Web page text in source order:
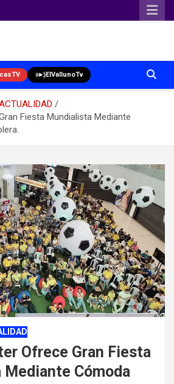
ElVallunoTv
Fiesta Mundialista Mediante
Ofrece Gran Fiesta
Cómoda